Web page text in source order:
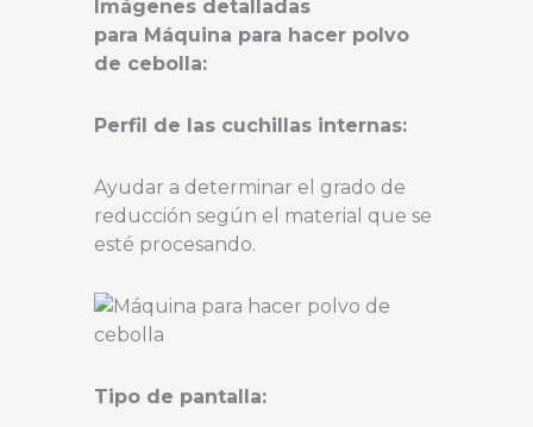
Imágenes detalladas
para Máquina para hacer polvo
de cebolla:
Perfil de las cuchillas internas:
Ayudar a determinar el grado de
reducción según el material que se
esté procesando.
Tipo de pantalla: